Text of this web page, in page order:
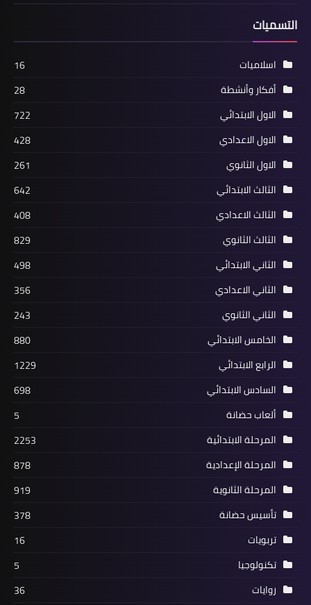
التسميات
اسلاميات
16
أفكار وأنشطة
28
الاول الابتدائي
722
الاول الاعدادي
428
الاول الثانوي
261
الثالث الابتدائي
642
الثالث الاعدادي
408
الثالث الثانوي
829
الثاني الابتدائي
498
الثاني الاعدادي
356
الثاني الثانوي
243
الخامس الابتدائي
880
الرابع الابتدائي
1229
السادس الابتدائي
698
ألعاب حضانة
5
المرحلة الابتدائية
2253
المرحلة الإعدادية
878
المرحلة الثانوية
919
تأسيس حضانة
378
تربويات
16
تكنولوجيا
5
روايات
36